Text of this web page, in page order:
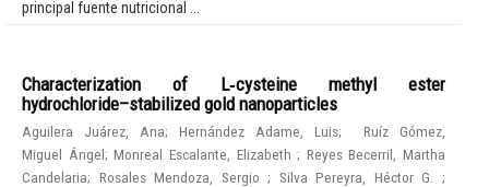
principal fuente nutricional ...
Characterization of L‑cysteine methyl ester
hydrochloride–stabilized gold nanoparticles
Aguilera Juárez, Ana; Hernández Adame, Luis;
Ruíz Gómez,
Miguel Ángel;Monreal Escalante, Elizabeth; Reyes Becerril, Martha
Candelaria; Rosales Mendoza, Sergio; Silva Pereyra, Héctor G.;